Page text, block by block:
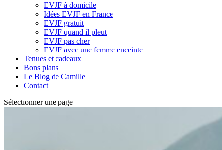
EVJF à domicile
Idées EVJF en France
EVJF gratuit
EVJF quand il pleut
EVJF pas cher
EVJF avec une femme enceinte
Tenues et cadeaux
Bons plans
Le Blog de Camille
Contact
Sélectionner une page